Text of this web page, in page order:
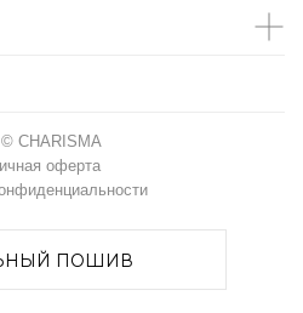
CHARISMA
оферта
ПОШИВ